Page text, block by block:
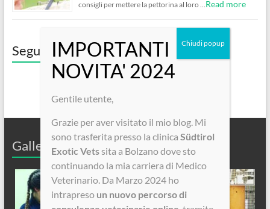
consigli per mettere la pettorina al loro … Read more
Seguici su Facebook!
Galleria Fotografica
Gentile utente,
Grazie per aver visitato il mio blog. Mi
sono trasferita presso la clinica Südtirol
Exotic Vets sita a Bolzano dove sto
continuando la mia carriera di Medico
Veterinario. Da Marzo 2024 ho
intrapreso un nuovo percorso di